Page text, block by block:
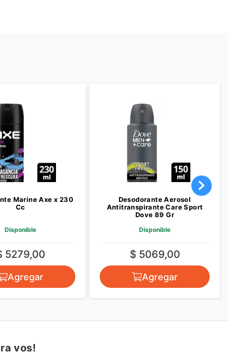
Marine Axe x 230
Cc
Disponible
5279,00
Agregar
Desodorante Aerosol
Antitranspirante Care Sport
Dove 89 Gr
Disponible
$ 5069,00
Agregar
vos!